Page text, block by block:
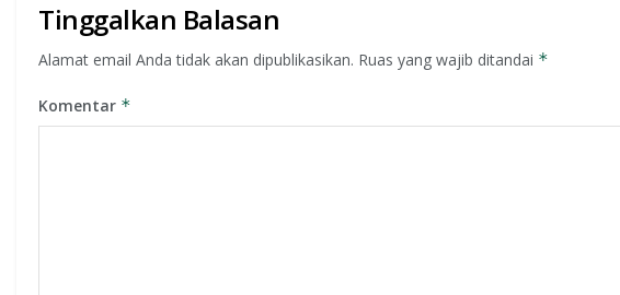
Tinggalkan Balasan
Alamat email Anda tidak akan dipublikasikan. Ruas yang wajib ditandai *
Komentar *